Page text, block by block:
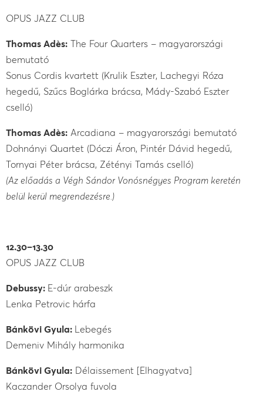
OPUS JAZZ CLUB
Thomas Adès: The Four Quarters – magyarországi
bemutató
Sonus Cordis kvartett (Krulik Eszter, Lachegyi Róza
hegedű, Szűcs Boglárka brácsa, Mády-Szabó Eszter
cselló)
Thomas Adès: Arcadiana – magyarországi bemutató
Dohnányi Quartet (Dóczi Áron, Pintér Dávid hegedű,
Tornyai Péter brácsa, Zétényi Tamás cselló)
(Az előadás a Végh Sándor Vonósnégyes Program keretén
belül kerül megrendezésre.)
12.30–13.30
OPUS JAZZ CLUB
Debussy: E-dúr arabeszk
Lenka Petrovic hárfa
Bánkövi Gyula: Lebegés
Demeniv Mihály harmonika
Bánkövi Gyula: Délaissement [Elhagyatva]
Kaczander Orsolya fuvola